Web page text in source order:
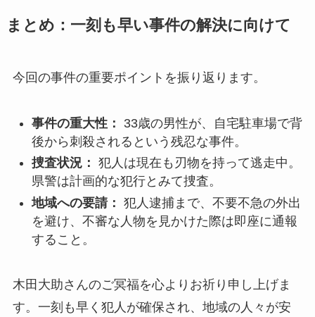
まとめ：一刻も早い事件の解決に向けて
今回の事件の重要ポイントを振り返ります。
事件の重大性：
33歳の男性が、自宅駐車場で背
後から刺殺されるという残忍な事件。
捜査状況： 犯人は現在も刃物を持って逃走中。
県警は計画的な犯行とみて捜査。
地域への要請： 犯人逮捕まで、不要不急の外出
を避け、不審な人物を見かけた際は即座に通報
すること。
木田大助さんのご冥福を心よりお祈り申し上げま
す。一刻も早く犯人が確保され、地域の人々が安